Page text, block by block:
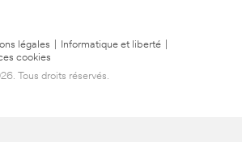
légales Informatique et liberté
cookies
Tous droits réservés.